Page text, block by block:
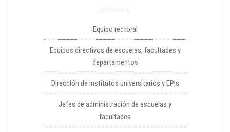
Equipo rectoral
Equipos directivos de escuelas, facultades y
departamentos
Dirección de institutos universitarios y EPIs
Jefes de administración de escuelas y
facultades